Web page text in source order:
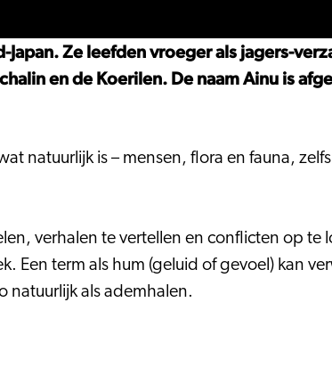
Ze leefden vroeger als jagers-
en de Koerilen. De naam Ainu is
natuurlijk is – mensen, flora en fauna,
verhalen te vertellen en conflicten op te
term als hum (geluid of gevoel) kan
natuurlijk als ademhalen.